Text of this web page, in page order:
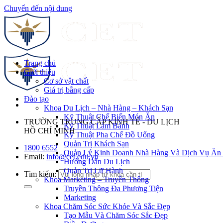
Chuyển đến nội dung
TRƯỜNG TRUNG CẤP KINH TẾ - DU LỊCH
HỒ CHÍ MINH
1800 6552
Email: info@cet.edu.vn
Tìm kiếm:
Trang chủ
Giới thiệu
Cơ sở vật chất
Giá trị bằng cấp
Đào tạo
Khoa Du Lịch – Nhà Hàng – Khách Sạn
Kỹ Thuật Chế Biến Món Ăn
Kỹ Thuật Làm Bánh
Kỹ Thuật Pha Chế Đồ Uống
Quản Trị Khách Sạn
Quản Lý Kinh Doanh Nhà Hàng Và Dịch Vụ Ăn
Hướng Dẫn Du Lịch
Quản Trị Lữ Hành
Khoa Marketing – Truyền Thông
Truyền Thông Đa Phương Tiện
Marketing
Khoa Chăm Sóc Sức Khỏe Và Sắc Đẹp
Tạo Mẫu Và Chăm Sóc Sắc Đẹp